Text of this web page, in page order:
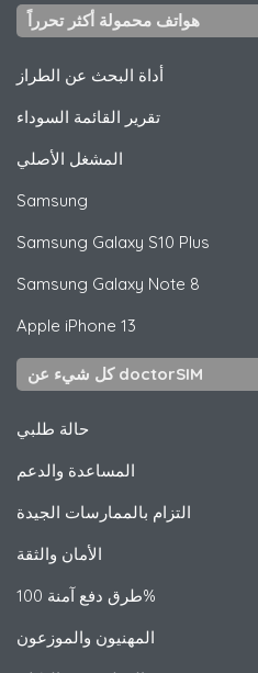
هواتف محمولة أكثر تحرراً
أداة البحث عن الطراز
تقرير القائمة السوداء
المشغل الأصلي
Samsung
Samsung Galaxy S10 Plus
Samsung Galaxy Note 8
Apple iPhone 13
كل شيء عن doctorSIM
حالة طلبي
المساعدة والدعم
التزام بالممارسات الجيدة
الأمان والثقة
طرق دفع آمنة 100%
المهنيون والموزعون